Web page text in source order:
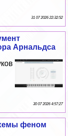
31 07 2026 22:32:52
Арнальдса
30 07 2026 4:57:27
феном